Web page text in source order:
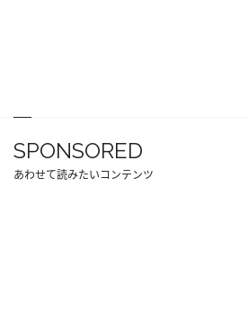
SPONSORED
あわせて読みたいコンテンツ